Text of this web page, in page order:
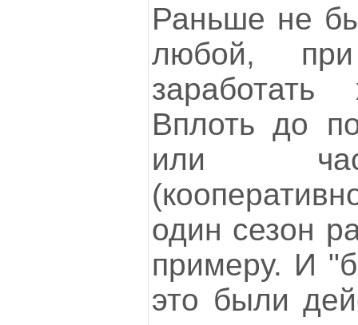
Раньше не
любой,
Вплоть до
или
один сезон
примеру. И
это были